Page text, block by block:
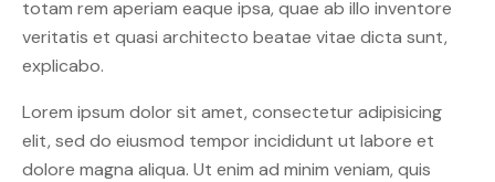
totam rem aperiam eaque ipsa, quae ab illo inventore
veritatis et quasi architecto beatae vitae dicta sunt,
explicabo.
Lorem ipsum dolor sit amet, consectetur adipisicing
elit, sed do eiusmod tempor incididunt ut labore et
dolore magna aliqua. Ut enim ad minim veniam, quis